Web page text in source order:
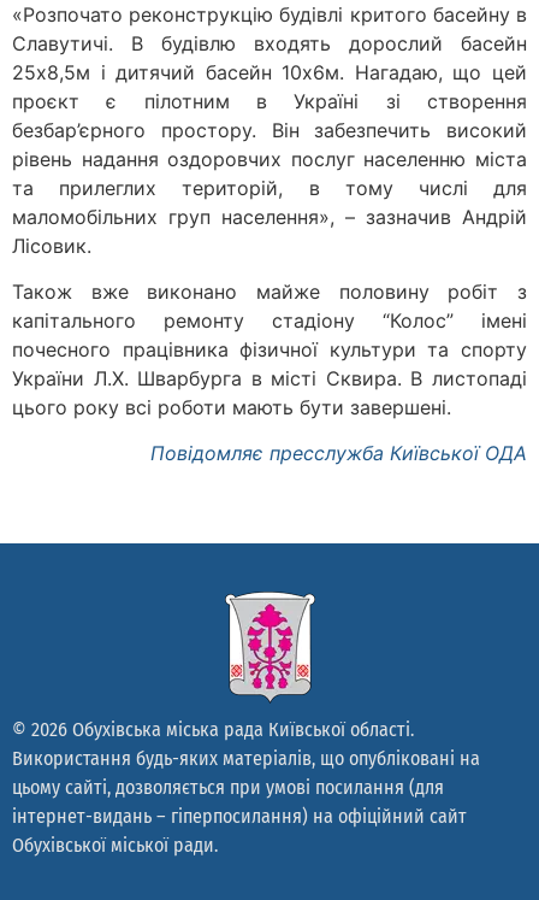
«Розпочато реконструкцію будівлі критого басейну в
Славутичі. В будівлю входять дорослий басейн
25х8,5м і дитячий басейн 10х6м. Нагадаю, що цей
проєкт є пілотним в Україні зі створення
безбар’єрного простору. Він забезпечить високий
рівень надання оздоровчих послуг населенню міста
та прилеглих територій, в тому числі для
маломобільних груп населення», – зазначив Андрій
Лісовик.
Також вже виконано майже половину робіт з
капітального ремонту стадіону “Колос” імені
почесного працівника фізичної культури та спорту
України Л.Х. Шварбурга в місті Сквира. В листопаді
цього року всі роботи мають бути завершені.
Повідомляє пресслужба Київської ОДА
© 2026 Обухівська міська рада Київської області.
Використання будь-яких матеріалів, що опубліковані на
цьому сайті, дозволяється при умові посилання (для
інтернет-видань – гіперпосилання) на офіційний сайт
Обухівської міської ради.